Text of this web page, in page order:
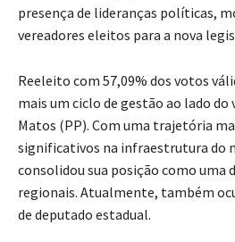
presença de lideranças políticas,
vereadores eleitos para a nova
Reeleito com 57,09% dos votos
mais um ciclo de gestão ao lado
Matos (PP). Com uma trajetória
significativos na infraestrutura do
consolidou sua posição como uma
regionais. Atualmente, também
de deputado estadual.